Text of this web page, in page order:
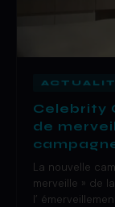
Celebrity
de
La nouvelle
merveille » de
l’